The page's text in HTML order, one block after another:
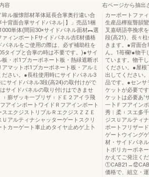
容
ル服懐部材革体延長合掌奥行違い合
背面合掌サイドパネル￨】」売品1梱
単体(間回30×サイドパネル面材︻選
ィンポートFサイドパネル吉E材価格
ネルをご使用の際は、必ず補助柱を
タイプと合掌の時は不要です。)●サイ
板・ポ1ブカーボネート板・熱緑遮断ポ
マットポ1ブカーボネート板・アルミ
さい。●長柱使用時にサイドパネル3
サイドパネル3段(高24)の取付けがで
サイドパネルの取り付けはできませ
膨ザッキ一ブリザ︲ドＥ２アイラ飛
アインポートワイドＲフアインポート
エクジストリプルＲエクジスＺＺＥ
アルティナシャッターゲートスクリ
カーゲート車止めタイヤ止めゲ上卜
右ページから抽出
カーポートファ
生産品樺寵聾韻
叉嘉研語亭挽求
段(高21)、長々
きます。●背面合
ん。1苺襴!●物干
ています。物干
ください。●屋
出してください
品です。●センサ
ケットが必要で
ケットは必要あ'
一卜Ｆフアイン
秀︱柔︲スエ多
ジスＵアルティ
ポートフリザー
ゲートウイング
材・サイドパネ
トポリカーボネ
かえてご発注く
価格で、組立・